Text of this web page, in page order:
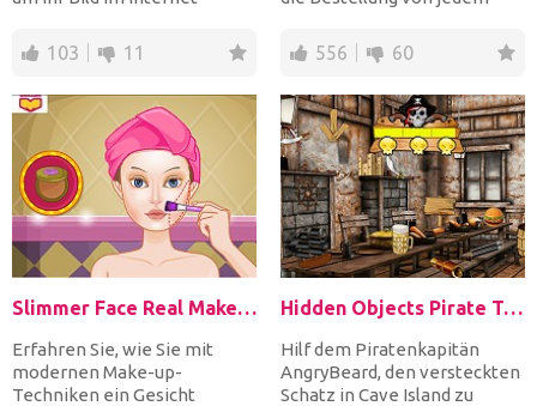
103 11 556 60
Slimmer Face Real Makeup
Erfahren Sie, wie Sie mit
modernen Make-up-
Techniken ein Gesicht
Hidden Objects Pirate Treasure
Hilf dem Piratenkapitän
AngryBeard, den versteckten
Schatz in Cave Island zu